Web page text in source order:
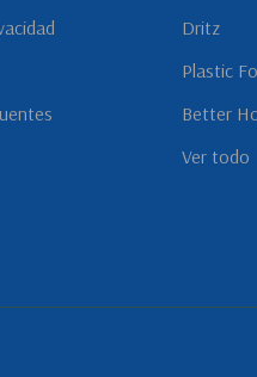
Dritz
Plastic
Better
Ver todo